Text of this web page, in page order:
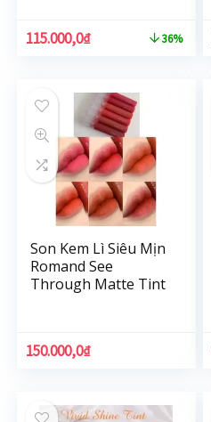
115.000,0₫ 36%
Son Kem Lì Siêu Mịn
Romand See
Through Matte Tint
150.000,0₫